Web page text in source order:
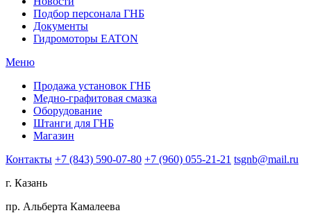
Подбор персонала ГНБ
Документы
Гидромоторы EATON
Меню
Продажа установок ГНБ
Медно-графитовая смазка
Оборудование
Штанги для ГНБ
Магазин
Контакты +7 (843) 590-07-80 +7 (960) 055-21-21 tsgnb@mail.ru
г. Казань
пр. Альберта Камалеева